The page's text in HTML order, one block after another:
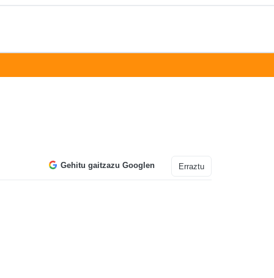
Gehitu gaitzazu Googlen Erraztu